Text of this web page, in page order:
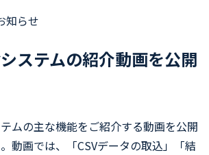
知らせ
ステムの紹介動画を公開
ムの主な機能をご紹介する動画を公開
動画では、「CSVデータの取込」「結